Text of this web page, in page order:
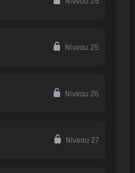
Niveau 25
Niveau 26
Niveau 27